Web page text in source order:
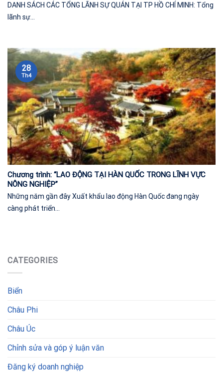
DANH SÁCH CÁC TỔNG LÃNH SỰ QUÁN TẠI TP HỒ CHÍ MINH: Tổng
lãnh sự...
Chương trình: “LAO ĐỘNG TẠI HÀN QUỐC TRONG LĨNH VỰC
NÔNG NGHIỆP”
Những năm gần đây Xuất khẩu lao động Hàn Quốc đang ngày
càng phát triển...
28
Th4
CATEGORIES
Biển
Châu Phi
Châu Úc
Chỉnh sửa và góp ý luận văn
Đăng ký doanh nghiệp